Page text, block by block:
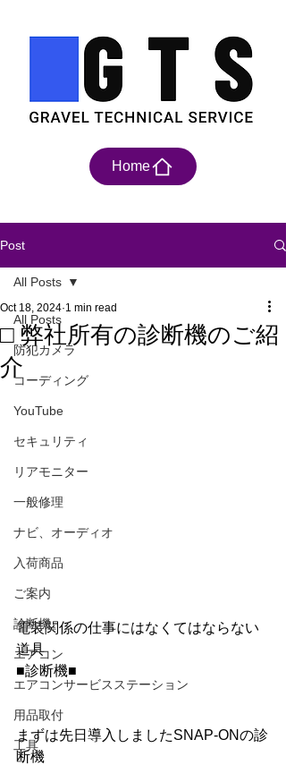
Home
Post
All Posts
防犯カメラ
コーディング
YouTube
セキュリティ
リアモニター
一般修理
ナビ、オーディオ
入荷商品
ご案内
診断機
エアコン
エアコンサービスステーション
用品取付
工具
All Posts
□ 弊社所有の診断機のご紹
介
Oct 18, 2024 1 min read
電装関係の仕事にはなくてはならない
道具
■診断機■
まずは先日導入しましたSNAP-ONの診
断機